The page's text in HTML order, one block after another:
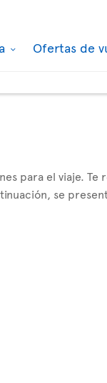
Ofertas de
para el viaje.
se